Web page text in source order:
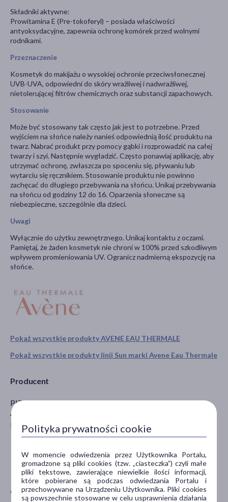
Pokaż wszystkie produkty AVENE EAU THERMALE
Pokaż wszystkie produkty linii Sun marki Avene Eau Thermale
Producent
PIERRE FABRE COSMETIQUE
45, place Abel - Gance, Boulonge, Francja
Paryż
Składniki aktywne:
Prowitamina E (Pre-tokoferyl) – posiada właściwości
antyoksydacyjne, zapewnia ochronę komórek przed wolnymi
rodnikami.
Przeznaczenie
Kosmetyk do makijażu o wysokiej ochronie przeciwsłonecznej
UVB-UVA, odpowiedni do skóry wrażliwej i nadwrażliwej,
nietolerującej filtrów chemicznych oraz substancji zapachowych.
Stosowanie
Może być stosowany tak często jak jest to potrzebne. Przed
wyjściem na słońce należy nanieś odpowiednią ilość produktu na
twarz. Nabrać produkt przy pomocy gąbki i rozprowadzić na całej
twarzy i szyi. Następnie wygładzić. Często ponawiaj aplikację, aby
utrzymać ochronę, zwłaszcza po spoceniu się, pływaniu lub
wytarciu się ręcznikiem. Stosowanie produktu nie powinno
zachęcać do długiego przebywania na słońcu. Unikaj przebywania
na słońcu od godziny 12 do 16. Oparzenia słoneczne są
niebezpieczne, szczególnie dla dzieci.
Uwagi
Wyłącznie do użytku zewnętrznego. Unikaj kontaktu z oczami.
Pamiętaj, że żaden kosmetyk nie chroni w 100% przed szkodliwym
wpływem promieniowania UV. Ogranicz nadmierną ekspozycję na
słońce.
CECHY PRODUKTU
Polityka prywatności cookie
W momencie odwiedzenia przez Użytkownika Portalu,
gromadzone są pliki cookies (tzw. „ciasteczka”) czyli małe
pliki tekstowe, zawierające niewielkie ilości informacji,
które pobierane są podczas odwiedzania Portalu i
przechowywane na Urządzeniu Użytkownika. Pliki cookies
są powszechnie stosowane w celu usprawnienia działania